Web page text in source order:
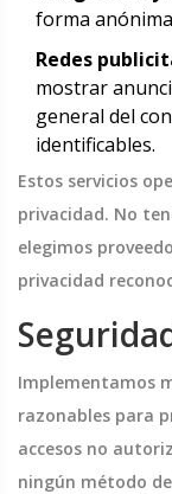
forma
Redes
mostrar
general del
identificables.
Estos servicios
privacidad. No
elegimos
privacidad
Implementamos
razonables para
accesos no
ningún método